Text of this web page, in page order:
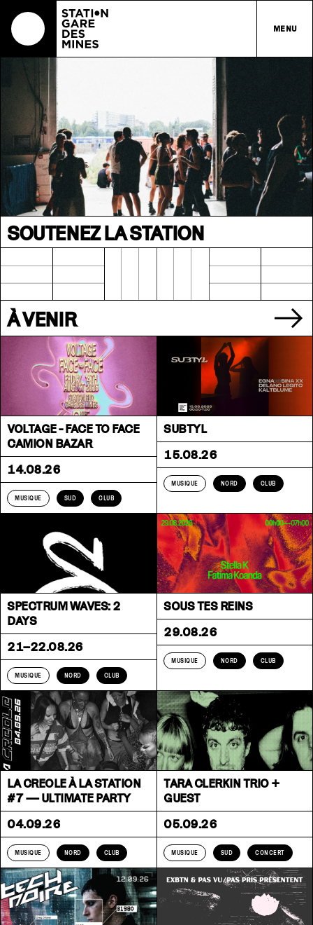
MENU
SOUTENEZ LA STATION
À VENIR
VOLTAGE - FACE TO FACE
CAMION BAZAR
14.08.26
MUSIQUE SUD CLUB
SUBTYL
15.08.26
MUSIQUE NORD CLUB
SPECTRUM WAVES: 2
DAYS
21–22.08.26
MUSIQUE NORD CLUB
SOUS TES REINS
29.08.26
MUSIQUE NORD CLUB
LA CREOLE À LA STATION
#7 — ULTIMATE PARTY
04.09.26
MUSIQUE NORD CLUB
TARA CLERKIN TRIO +
GUEST
05.09.26
MUSIQUE SUD CONCERT